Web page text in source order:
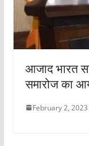
आजाद भारत
समारोज का
February 2, 2023